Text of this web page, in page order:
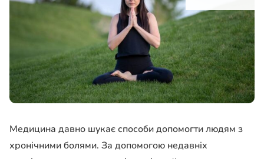
Медицина давно шукає способи допомогти людям з
хронічними болями. За допомогою недавніх